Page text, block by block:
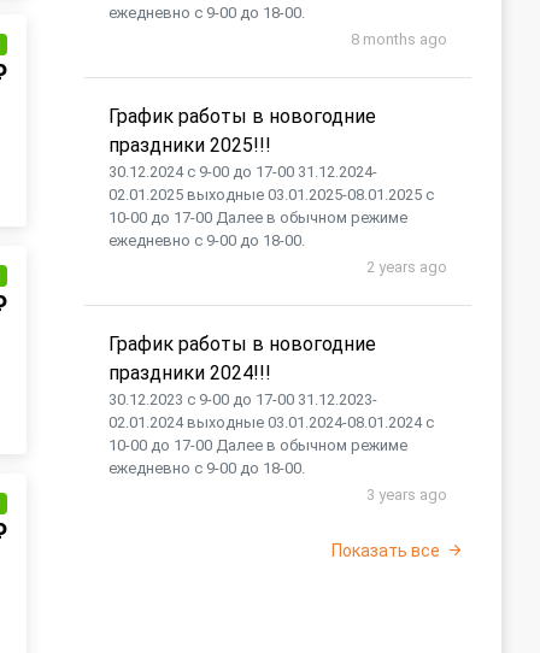
ежедневно с 9-00 до 18-00.
8 months ago
График работы в новогодние
праздники 2025!!!
30.12.2024 с 9-00 до 17-00 31.12.2024-
02.01.2025 выходные 03.01.2025-08.01.2025 с
10-00 до 17-00 Далее в обычном режиме
ежедневно с 9-00 до 18-00.
2 years ago
График работы в новогодние
праздники 2024!!!
30.12.2023 с 9-00 до 17-00 31.12.2023-
02.01.2024 выходные 03.01.2024-08.01.2024 с
10-00 до 17-00 Далее в обычном режиме
ежедневно с 9-00 до 18-00.
3 years ago
Показать все